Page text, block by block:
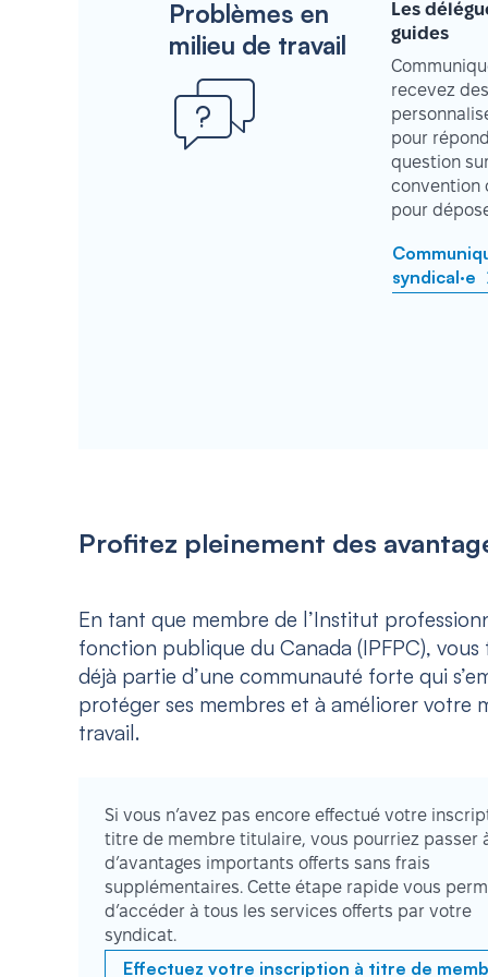
Problèmes en
milieu de travail
Les
guides
recevez
pour
question
convention
pour
syndical·e
Profitez pleinement des
En tant que membre de l’Institut
fonction publique du Canada (IPFPC), vous
déjà partie d’une communauté forte qui
protéger ses membres et à améliorer votre
travail.
Si vous n’avez pas encore effectué votre
titre de membre titulaire, vous pourriez passer
d’avantages importants offerts sans frais
supplémentaires. Cette étape rapide vous
d’accéder à tous les services offerts par votre
syndicat.
Effectuez votre inscription à titre de